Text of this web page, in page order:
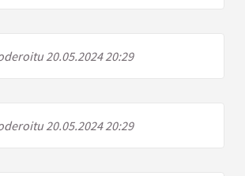
20.05.2024 20:29
20.05.2024 20:29